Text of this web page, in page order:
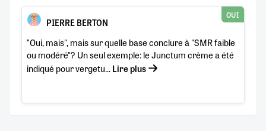
PIERRE BERTON
OUI
"Oui, mais", mais sur quelle base conclure à "SMR faible
ou modéré"? Un seul exemple: le Junctum crème a été
indiqué pour vergetu...Lire plus